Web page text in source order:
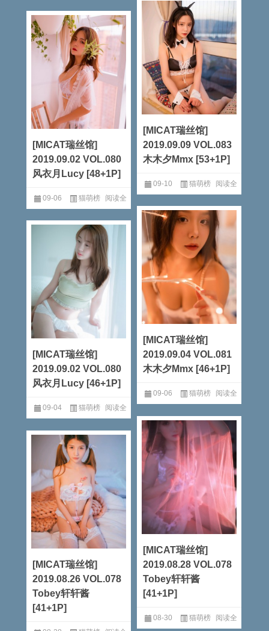
文
[MICAT瑞丝馆]
2019.09.09 VOL.083
木木夕Mmx [53+1P]
09-10 猫萌榜 阅读全
文
[MICAT瑞丝馆]
2019.09.02 VOL.080
风衣月Lucy [48+1P]
09-06 猫萌榜 阅读全
文
[MICAT瑞丝馆]
2019.09.04 VOL.081
木木夕Mmx [46+1P]
09-06 猫萌榜 阅读全
文
[MICAT瑞丝馆]
2019.09.02 VOL.080
风衣月Lucy [46+1P]
09-04 猫萌榜 阅读全
文
[MICAT瑞丝馆]
2019.08.28 VOL.078
Tobey轩轩酱
[41+1P]
08-30 猫萌榜 阅读全
[MICAT瑞丝馆]
2019.08.26 VOL.078
Tobey轩轩酱
[41+1P]